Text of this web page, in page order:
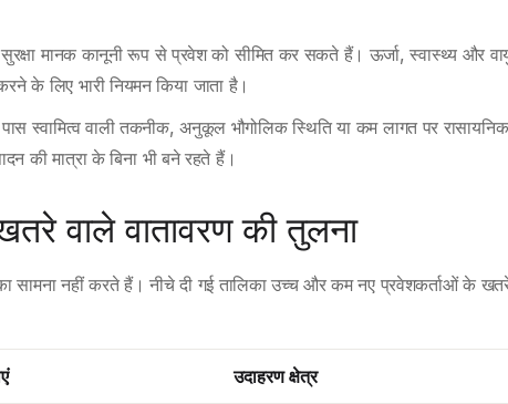
मानक कानूनी रूप से प्रवेश को सीमित कर सकते हैं। ऊर्जा, स्वास्थ्य और
के लिए भारी नियमन किया जाता है।
स्वामित्व वाली तकनीक, अनुकूल भौगोलिक स्थिति या कम लागत पर रासायनिक
की मात्रा के बिना भी बने रहते हैं।
वाले वातावरण की तुलना
का सामना नहीं करते हैं। नीचे दी गई तालिका उच्च और कम नए प्रवेशकर्ताओं के
उदाहरण क्षेत्र